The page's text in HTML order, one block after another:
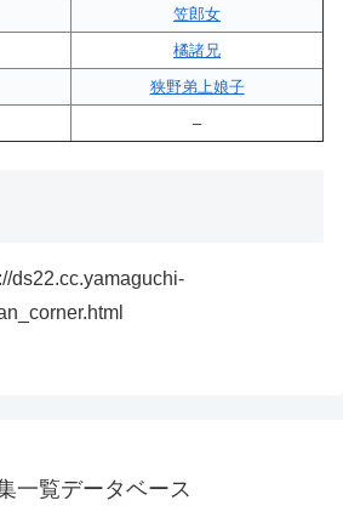
笠郎女
橘諸兄
狭野弟上娘子
–
ds22.cc.yamaguchi-
一覧データベース